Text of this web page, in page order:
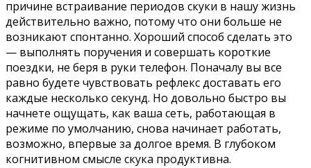
причине встраивание периодов скуки в нашу жизнь
действительно важно, потому что они больше не
возникают спонтанно. Хороший способ сделать это
— выполнять поручения и совершать короткие
поездки, не беря в руки телефон. Поначалу вы все
равно будете чувствовать рефлекс доставать его
каждые несколько секунд. Но довольно быстро вы
начнете ощущать, как ваша сеть, работающая в
режиме по умолчанию, снова начинает работать,
возможно, впервые за долгое время. В глубоком
когнитивном смысле скука продуктивна.